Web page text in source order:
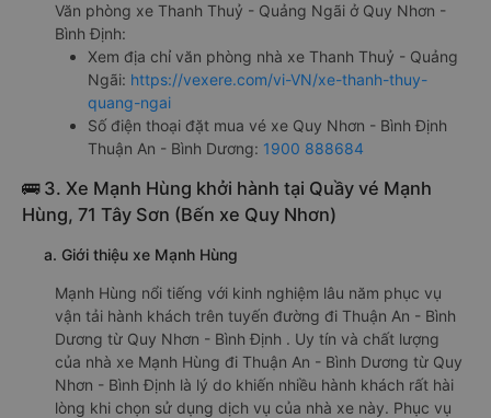
Văn phòng xe Thanh Thuỷ - Quảng Ngãi ở Quy Nhơn -
Bình Định:
Xem địa chỉ văn phòng nhà xe Thanh Thuỷ - Quảng
Ngãi: https://vexere.com/vi-VN/xe-thanh-thuy-
quang-ngai
Số điện thoại đặt mua vé xe Quy Nhơn - Bình Định
Thuận An - Bình Dương: 1900 888684
🚌 3. Xe Mạnh Hùng khởi hành tại Quầy vé Mạnh
Hùng, 71 Tây Sơn (Bến xe Quy Nhơn)
a. Giới thiệu xe Mạnh Hùng
Mạnh Hùng nổi tiếng với kinh nghiệm lâu năm phục vụ
vận tải hành khách trên tuyến đường đi Thuận An - Bình
Dương từ Quy Nhơn - Bình Định . Uy tín và chất lượng
của nhà xe Mạnh Hùng đi Thuận An - Bình Dương từ Quy
Nhơn - Bình Định là lý do khiến nhiều hành khách rất hài
lòng khi chọn sử dụng dịch vụ của nhà xe này. Phục vụ